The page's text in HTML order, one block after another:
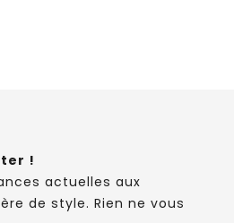
!
actuelles aux
de style. Rien ne vous